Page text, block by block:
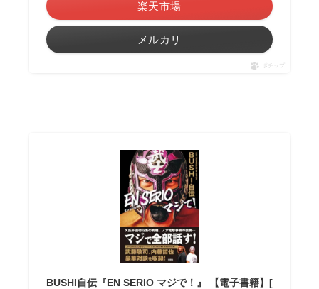
楽天市場
メルカリ
ポチップ
BUSHI自伝『EN SERIO マジで！』 【電子書籍】[